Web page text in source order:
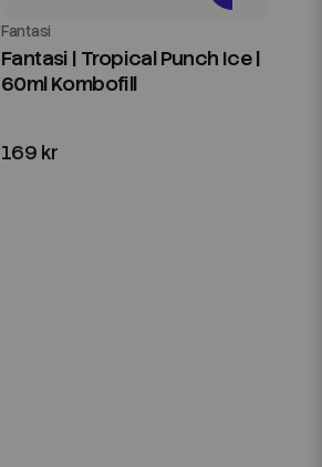
Fantasi
Fantasi | Tropical Punch Ice |
60ml Kombofill
169 kr